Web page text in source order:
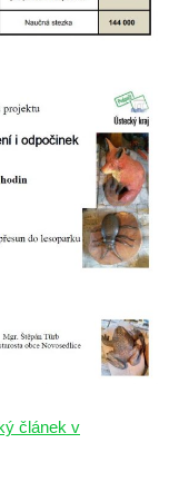
článek v